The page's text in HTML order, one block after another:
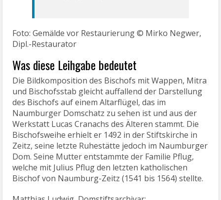
Foto: Gemälde vor Restaurierung © Mirko Negwer,
Dipl.-Restaurator
Was diese Leihgabe bedeutet
Die Bildkomposition des Bischofs mit Wappen, Mitra
und Bischofsstab gleicht auffallend der Darstellung
des Bischofs auf einem Altarflügel, das im
Naumburger Domschatz zu sehen ist und aus der
Werkstatt Lucas Cranachs des Älteren stammt. Die
Bischofsweihe erhielt er 1492 in der Stiftskirche in
Zeitz, seine letzte Ruhestätte jedoch im Naumburger
Dom. Seine Mutter entstammte der Familie Pflug,
welche mit Julius Pflug den letzten katholischen
Bischof von Naumburg-Zeitz (1541 bis 1564) stellte.